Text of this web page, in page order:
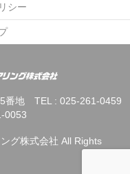
シー
番地 TEL : 025-261-
0053
グ株式会社 All Rights